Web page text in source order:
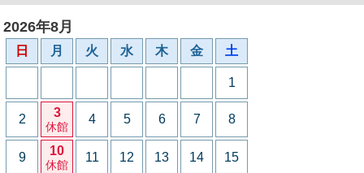
2026年8月
日 月 火 水 木 金 土
1
2 3
休館
4 5 6 7 8
9 10
休館
11 12 13 14 15